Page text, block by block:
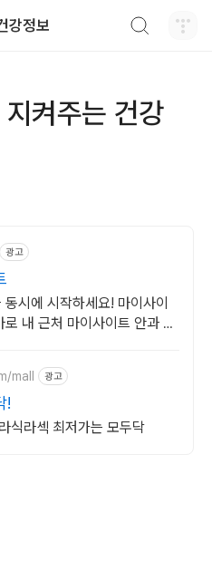
강정보
켜주는 건강
광고
시에 시작하세요! 마이사이
내 근처 마이사이트 안과 찾
mall 광고
!
식라섹 최저가는 모두닥